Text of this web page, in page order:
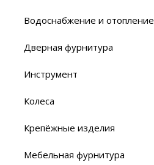
Водоснабжение и отопление
Дверная фурнитура
Инструмент
Колеса
Крепёжные изделия
Мебельная фурнитура